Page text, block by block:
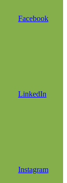
Facebook
LinkedIn
Instagram